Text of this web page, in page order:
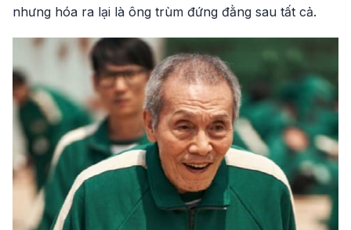
nhưng hóa ra lại là ông trùm đứng đằng sau tất cả.